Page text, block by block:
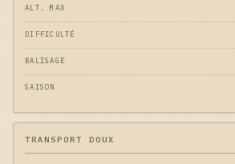
ALT. MAX
DIFFICULTÉ
BALISAGE
SAISON
TRANSPORT DOUX